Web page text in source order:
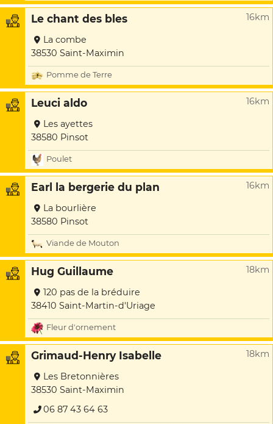
Le chant des bles 16km
La combe
38530 Saint-Maximin
Pomme de Terre
Leuci aldo 16km
Les ayettes
38580 Pinsot
Poulet
Earl la bergerie du plan 16km
La bourlière
38580 Pinsot
Viande de Mouton
Hug Guillaume 18km
120 pas de la bréduire
38410 Saint-Martin-d'Uriage
Fleur d'ornement
Grimaud-Henry Isabelle 18km
Les Bretonnières
38530 Saint-Maximin
06 87 43 64 63